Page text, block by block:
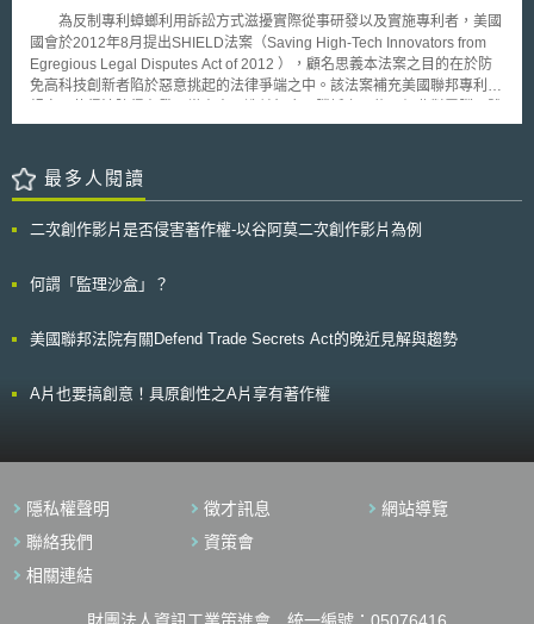
制，避免在使用AI提升業務效率的同時，導致具備機敏性或屬於營業秘密之
資訊外洩。 本文為資策會科法所創智中心完成之著作，非經同意或授權，
不得為轉載、公開播送、公開傳輸、改作或重製等利用行為。 本文同步刊
登於TIPS網站（https://www.tips.org.tw）
修正，新增第三方支付服務提供人(third party payment service provider，
簡稱TPP)為支付服務之內容(附件一第7項)。TPP的內涵為透過對於其它支
付服務提供者的支付帳戶的存取，提供包含支付發動服務(payment
initiation services)以及帳戶資訊服務(account information services)。依照
第58條規定，TPP服務提供者具備下列義務： 1.確保支付服務使用者的個人
範圍，無需適用支付服務指令。 PSD2亦授權EBA發布相關規定制定技
術門檻，包含強力的客戶身分認證以及通訊資訊標準。
為反制專利蟑螂利用訴訟方式滋擾實際從事研發以及實施專利者，美國
國會於2012年8月提出SHIELD法案（Saving High-Tech Innovators from
Egregious Legal Disputes Act of 2012 ），顧名思義本法案之目的在於防
免高科技創新者陷於惡意挑起的法律爭端之中。該法案補充美國聯邦專利法
或軟體專利之有效性提起訴訟，或主張被侵權時，法院得判決其回復全部訴
之律師費。 SHIELD法案原立意良善，但其也可能就像兩面刃，例如法
案的規範內容用語抽象，以致於在企圖達到其立法目的外，未同時設想可能
要求回復訴訟費用及律師費之人（所謂勝訴之一造）並不限於原告。又本法
實施進行對決時，SHIELD法案無異使得原本已經成本很高的競爭更提高雙
多系統可能同時連接具專利之電腦或其他軟體組件。更重要的是，何時勝訴
法案最後通過與否或通過施行後的樣貌仍未可知，但可得知的是對於部分
最多人閱讀
二次創作影片是否侵害著作權-以谷阿莫二次創作影片為例
何謂「監理沙盒」？
美國聯邦法院有關Defend Trade Secrets Act的晚近見解與趨勢
A片也要搞創意！具原創性之A片享有著作權
隱私權聲明 徵才訊息
網站導覽
聯絡我們
資策會
相關連結